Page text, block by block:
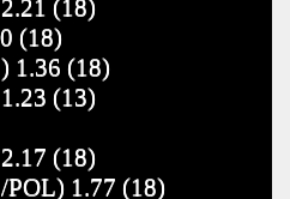
(18)
(18)
1.36 (18)
(13)
(18)
POL) 1.77 (18)